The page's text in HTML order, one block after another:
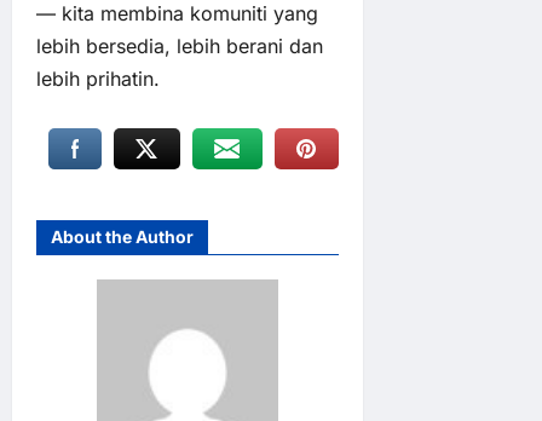
— kita membina komuniti yang
lebih bersedia, lebih berani dan
lebih prihatin.
About the Author